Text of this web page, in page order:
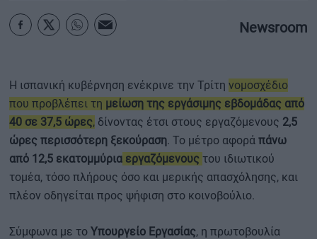
Newsroom
Η ισπανική κυβέρνηση ενέκρινε την Τρίτη νομοσχέδιο
που προβλέπει τη μείωση της εργάσιμης εβδομάδας από
40 σε 37,5 ώρες, δίνοντας έτσι στους εργαζόμενους 2,5
ώρες περισσότερη ξεκούραση. Το μέτρο αφορά πάνω
από 12,5 εκατομμύρια εργαζόμενους του ιδιωτικού
τομέα, τόσο πλήρους όσο και μερικής απασχόλησης, και
πλέον οδηγείται προς ψήφιση στο κοινοβούλιο.
Σύμφωνα με το Υπουργείο Εργασίας, η πρωτοβουλία